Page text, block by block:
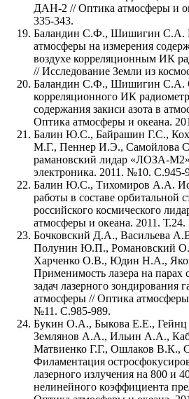
ДАН-2 // Оптика атмосферы и
335-343.
Баландин С.Ф., Шишигин С.А.
атмосферы на измерения
воздухе корреляционным ИК
// Исследование Земли из
Баландин С.Ф., Шишигин С.А.
корреляционного ИК
содержания закиси азота в
Оптика атмосферы и океана.
Балин Ю.С., Байрашин Г.С.,
М.Г., Пеннер И.Э., Самойлова
рамановский лидар «ЛОЗА-
электроника. 2011. №10. С.945-
Балин Ю.С., Тихомиров А.А.
работы в составе
российского космического
атмосферы и океана. 2011.
Бочковский Д.А., Васильева
Полунин Ю.П., Романовский
Харченко О.В., Юдин Н.А.,
Применимость лазера на парах
задач лазерного зондирования
атмосферы // Оптика
№11. С.985-989.
Букин О.А., Быкова Е.Е.,
Землянов А.А., Ильин А.А.,
Матвиенко Г.Г., Ошлаков В.К.,
Филаментация
лазерного излучения на 800 и
нелинейного коэффициента